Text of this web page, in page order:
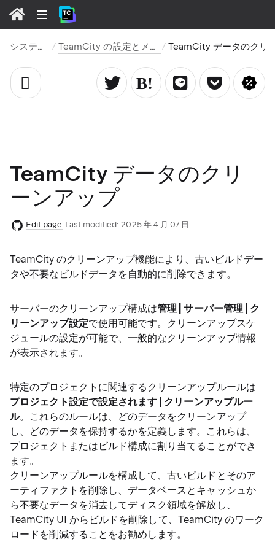
システム管理 TeamCity の設定とメンテナンス
TeamCity データのクリ
ーンアップ
Edit page Last modified: 2025 年 4 月 07 日
TeamCity のクリーンアップ機能により、古いビルドデー
タや不要なビルドデータを自動的に削除できます。
サーバーのクリーンアップ構成は管理 | サーバー管理 | ク
リーンアップ設定で使用可能です。クリーンアップスケ
ジュールの設定が可能で、一般的なクリーンアップ情報
が表示されます。
特定のプロジェクトに関連するクリーンアップルールは
プロジェクト設定で設定されます | クリーンアップルー
ル。これらのルールは、どのデータをクリーンアップ
し、どのデータを保持するかを定義します。これらは、
プロジェクトまたはビルド構成に割り当てることができ
ます。
クリーンアップルールを構成して、古いビルドとそのア
ーティファクトを削除し、データベースとキャッシュか
ら不要なデータを消去してディスク領域を解放し、
TeamCity UI からビルドを削除して、TeamCity のワーク
ロードを削減することをお勧めします。